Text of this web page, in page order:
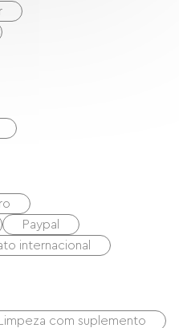
Paypal
internacional
Limpeza com suplemento